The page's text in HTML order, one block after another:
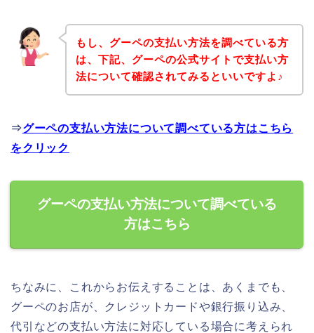
もし、グーペの支払い方法を調べている方
は、下記、グーペの公式サイトで支払い方
法について確認されてみるといいですよ♪
⇒グーペの支払い方法について調べている方はこちら
をクリック
グーペの支払い方法について調べている
方はこちら
ちなみに、これからお伝えすることは、あくまでも、
グーペのお店が、クレジットカードや銀行振り込み、
代引などの支払い方法に対応している場合に考えられ